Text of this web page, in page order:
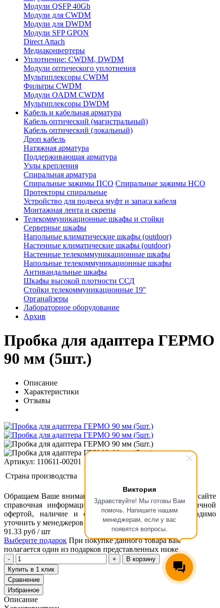
Виктория
Здравствуйте! Мы готовы Вам
помочь. Напишите нашим
менеджерам, если у вас
появятся вопросы.
Модули QSFP 40Gb
Модули для CWDM
Модули для DWDM
Модули SFP GPON
Direct Attach
Медиаконвертеры
Уплотнение: CWDM, DWDM
Модули оптического уплотнения
Мультиплексоры CWDM
Фильтры CWDM
Модули OADM CWDM
Мультиплексоры DWDM
Кабель и кабельная арматура
Кабель оптический (магистральный)
Кабель оптический (локальный)
Дроп кабель
Натяжная арматура
Поддерживающая арматура
Узлы крепления
Спиральная арматура
Спиральные зажимы ПСО Спиральные зажимы НСО
Протекторы спиральные
Устройство для подвеса муфт и запаса кабеля
Монтажная лента и скрепы
Телекоммуникационные шкафы и стойки
Серверные шкафы
Напольные климатические шкафы (outdoor)
Настенные климатические шкафы (outdoor)
Настенные телекоммуникационные шкафы
Напольные телекоммуникационные шкафы
Антивандальные шкафы
Шкафы высокой плотности ССД
Стойки телекоммуникационные 19"
Органайзеры
Лабораторное оборудование
Архив
Пробка для адаптера ГЕРМО
90 мм (5шт.)
Описание
Характеристики
Отзывы
Артикул: 110611-00201
Страна производства
Обращаем Ваше внимание, что размещенная на данном сайте
справочная информация о товарах не является публичной
офертой, наличие и стоимость оборудования необходимо
уточнить у менеджеров ООО "Концепт Технологии".
91.33 руб / шт
Выберите подарок При покупке данного товара вам
полагается один из подарков представленных ниже
В корзину
Купить в 1 клик
Сравнение
Избранное
Описание